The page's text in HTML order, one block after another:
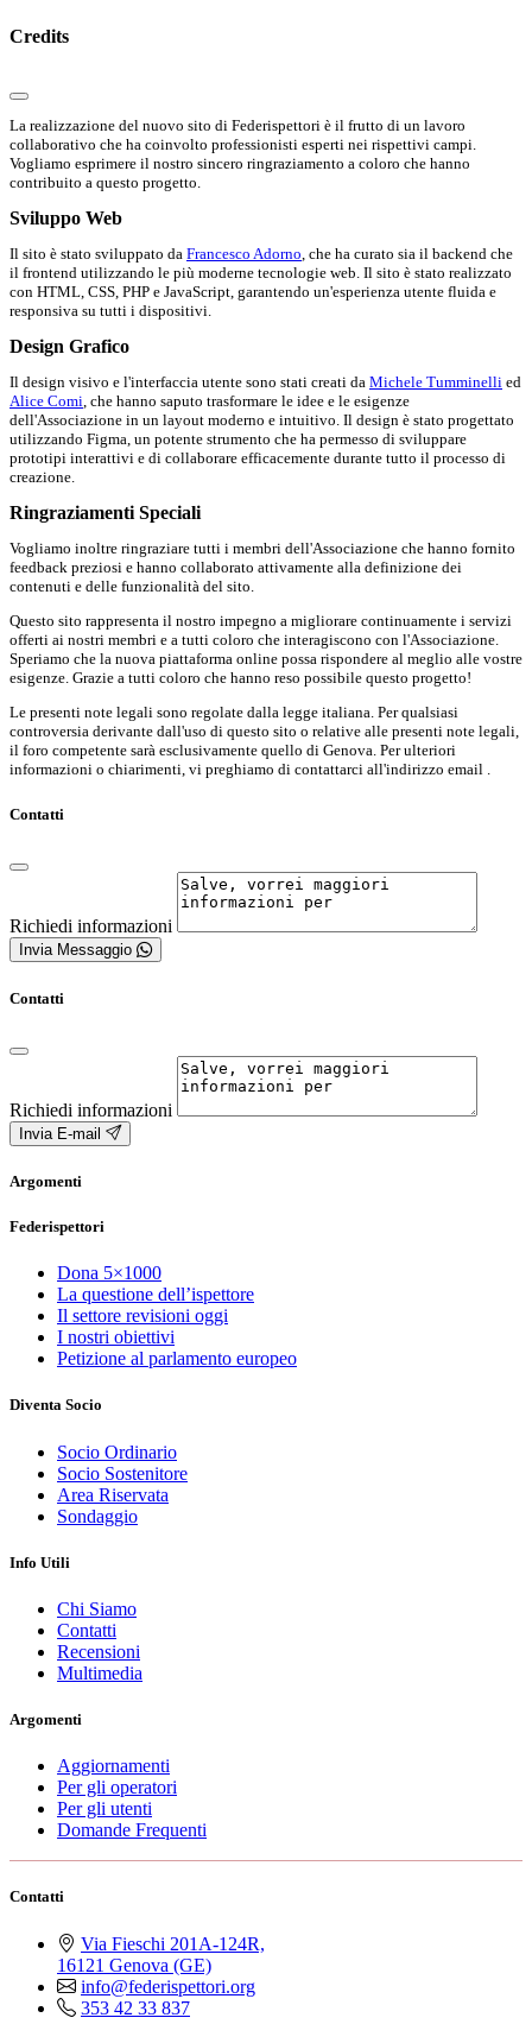
Credits
La realizzazione del nuovo sito di Federispettori è il frutto di un lavoro
collaborativo che ha coinvolto professionisti esperti nei rispettivi campi.
Vogliamo esprimere il nostro sincero ringraziamento a coloro che hanno
contribuito a questo progetto.
Sviluppo Web
Il sito è stato sviluppato da Francesco Adorno, che ha curato sia il backend che
il frontend utilizzando le più moderne tecnologie web. Il sito è stato realizzato
con HTML, CSS, PHP e JavaScript, garantendo un'esperienza utente fluida e
responsiva su tutti i dispositivi.
Design Grafico
Il design visivo e l'interfaccia utente sono stati creati da Michele Tumminelli ed
Alice Comi, che hanno saputo trasformare le idee e le esigenze
dell'Associazione in un layout moderno e intuitivo. Il design è stato progettato
utilizzando Figma, un potente strumento che ha permesso di sviluppare
prototipi interattivi e di collaborare efficacemente durante tutto il processo di
creazione.
Ringraziamenti Speciali
Vogliamo inoltre ringraziare tutti i membri dell'Associazione che hanno fornito
feedback preziosi e hanno collaborato attivamente alla definizione dei
contenuti e delle funzionalità del sito.
Questo sito rappresenta il nostro impegno a migliorare continuamente i servizi
offerti ai nostri membri e a tutti coloro che interagiscono con l'Associazione.
Speriamo che la nuova piattaforma online possa rispondere al meglio alle vostre
esigenze. Grazie a tutti coloro che hanno reso possibile questo progetto!
Le presenti note legali sono regolate dalla legge italiana. Per qualsiasi
controversia derivante dall'uso di questo sito o relative alle presenti note legali,
il foro competente sarà esclusivamente quello di Genova. Per ulteriori
informazioni o chiarimenti, vi preghiamo di contattarci all'indirizzo email .
Contatti
Richiedi informazioni
Invia Messaggio
Contatti
Richiedi informazioni
Invia E-mail
Argomenti
Federispettori
Dona 5×1000
La questione dell’ispettore
Il settore revisioni oggi
I nostri obiettivi
Petizione al parlamento europeo
Diventa Socio
Socio Ordinario
Socio Sostenitore
Area Riservata
Sondaggio
Info Utili
Chi Siamo
Contatti
Recensioni
Multimedia
Argomenti
Aggiornamenti
Per gli operatori
Per gli utenti
Domande Frequenti
Contatti
Via Fieschi 201A-124R,
16121 Genova (GE)
info@federispettori.org
353 42 33 837